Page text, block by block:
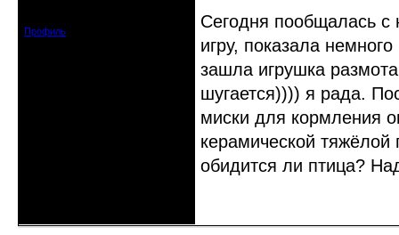
Профиль
Сегодня пообщалась с
игру, показала
зашла игрушка
шугается)))) я рада.
миски для кормления
керамической
обидится ли птица?